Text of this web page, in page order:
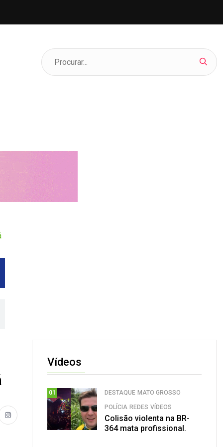
Vídeos
01 DESTAQUE MATO GROSSO
POLÍCIA REDES VÍDEOS
Colisão violenta na BR-
364 mata profissional.